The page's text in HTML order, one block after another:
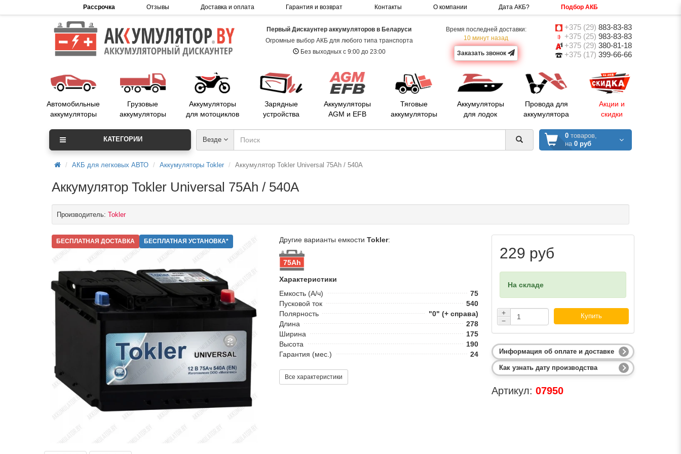
Рассрочка Отзывы Доставка и оплата Гарантия и возврат Контакты О компании Дата АКБ? Подбор АКБ
Первый Дискаунтер аккумуляторов в Беларуси
Огромные выбор АКБ для любого типа транспорта
Без выходных с 9:00 до 23:00
Время последней доставки:
10 минут назад
Заказать звонок
+375 (29) 883-83-83
+375 (25) 983-83-83
+375 (29) 380-81-18
+375 (17) 399-66-66
Автомобильные
аккумуляторы
Грузовые
аккумуляторы
Аккумуляторы
для мотоциклов
Зарядные
устройства
Аккумуляторы
AGM и EFB
Тяговые
аккумуляторы
Аккумуляторы
для лодок
Провода для
аккумулятора
Акции и
скидки
Везде
0товаров,
на 0 руб
КАТЕГОРИИ
АКБ для легковых АВТО Аккумуляторы Tokler Аккумулятор Tokler Universal 75Ah / 540А
Аккумулятор Tokler Universal 75Ah / 540А
Производитель: Tokler
БЕСПЛАТНАЯ ДОСТАВКА БЕСПЛАТНАЯ УСТАНОВКА* Другие варианты емкости Tokler:
75Ah
Характеристики
Емкость (А/ч)
75
Пусковой ток
540
Полярность
"0" (+ справа)
Длина
278
Ширина
175
Высота
190
Гарантия (мес.)
24
Все характеристики
229 руб
На складе
+
−
Купить
Информация об оплате и доставке
Как узнать дату производства
Артикул: 07950